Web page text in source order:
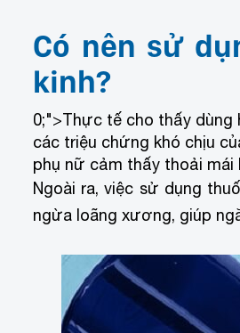
Có nên sử
kinh?
0;">Thực tế cho thấy dùng
các triệu chứng khó chịu
phụ nữ cảm thấy thoải mái
Ngoài ra, việc sử dụng
ngừa loãng xương, giúp